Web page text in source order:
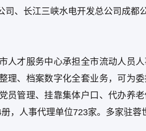
、长江三峡水电开发总公司成都
人才服务中心承担全市流动人员
理、档案数字化全套业务，可为
员管理、挂靠集体户口、代办养
，人事代理单位723家。多家驻